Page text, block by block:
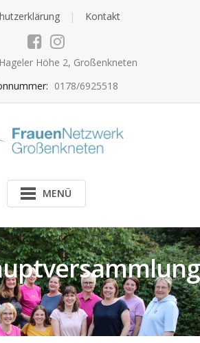
Kontakt
Hageler Höhe 2, Großenkneten
0178/6925518
MENÜ